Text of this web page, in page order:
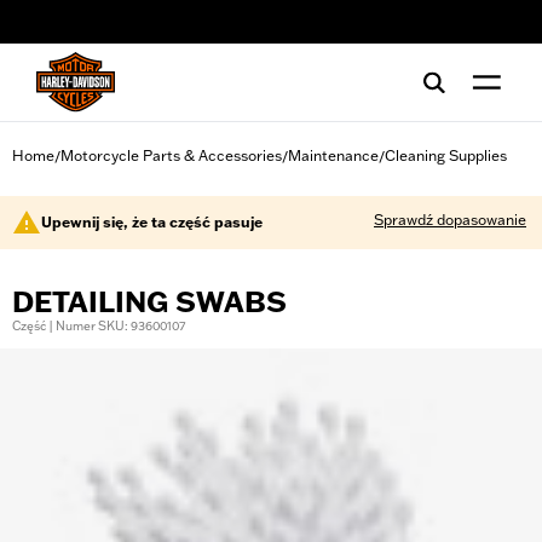
Home/Motorcycle Parts & Accessories/Maintenance/Cleaning Supplies
Upewnij się, że ta część pasuje Sprawdź dopasowanie
DETAILING SWABS
Część | Numer SKU: 93600107